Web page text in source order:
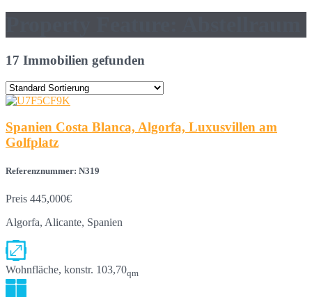
17 Immobilien gefunden
Spanien Costa Blanca, Algorfa, Luxusvillen am
Golfplatz
Referenznummer: N319
Preis 445,000€
Algorfa, Alicante, Spanien
Wohnfläche, konstr. 103,70qm